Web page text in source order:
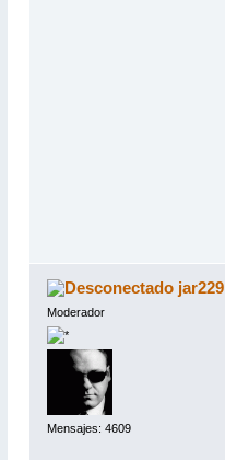
jar229
Moderador
Mensajes: 4609